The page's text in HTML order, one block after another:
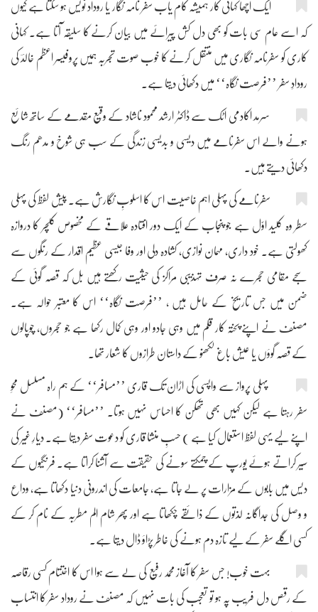
ایک اچھا کہانی کار ہمیشہ کام یاب سفر نامہ نگار یا روداد نویس ہو سکتا ہے کیوں
کہ اسے عام سی بات کو بھی دل کش پیرائے میں بیان کرنے کا سلیقہ آتا ہے۔ کہانی
کاری کو سفرنامہ نگاری میں منتقل کرنے کا خوب صوت تجربہ ہمیں پروفیسر اعظم خالدؔ کی
رودادِ سفر ’’فرصت نگاہ‘‘ میں دکھائی دیتا ہے۔
سرمد اکادمی اٹک سے ڈاکٹر ارشد محمود ناشاد کے وقیع مقدمے کے ساتھ شائع
ہونے والے اس سفرنامے میں دیسی و بدیسی زندگی کے سب ہی شوخ و مدھم رنگ
دکھائی دیتے ہیں۔
سفرنامے کی پہلی اہم خاصیت اس کا اسلوبِ نگارش ہے۔ پیش لفظ کی پہلی
سطر وہ کلید اوّل ہے جو پنجاب کے ایک دور افتادہ علاقے کے مخصوص کلچر کا دروازہ
کھولتی ہے۔ خود داری، مہمان نوازی، کشادہ دلی اور وفا جیسی عظیم اقدار کے رنگوں سے
سجے مقامی حجرے نہ صرف تہذیبی مراکز کی حیثیت رکھتے ہیں بل کہ قصہ گوئی کے
ضمن میں جس تاریخ کے حامل ہیں ، ’’فرصت نگاہ‘‘ اس کا معتبر حوالہ ہے۔
مصنف نے اپنے پختہ کار قلم میں وہی جادو اور وہی کمال رکھا ہے جو حجروں، چوپالوں
کے قصہ گوؤں یا عیش باغ لکھنو کے داستان طرازوں کا شعار تھا۔
پہلی پرواز سے واپسی کی اڑان تک قاری ’’مسافر‘‘ کے ہم راہ مسلسل محوِ
سفر رہتا ہے لیکن کہیں بھی تھکن کا احساس نہیں ہوتا۔ ’’مسافر‘‘ (مصنف نے
اپنے لیے یہی لفظ استعمال کیا ہے ) حسبِ منشا قاری کو دعوت سفر دیتا ہے۔ دیارِ غیر کی
سیر کراتے ہوئے یورپ کے چمکتے سونے کی حقیقت سے آشنا کراتا ہے۔ فرنگیوں کے
دیس میں بابوں کے مزارات پر لے جاتا ہے، جامعات کی اندرونی دنیا دکھاتا ہے، وداع
و وصل کی جداگانہ لذتوں کے ذائقے چکھاتا ہے اور پھر شام الم مطربہ کے نام کر کے
کسی اگلے سفر کے لیے تازہ دم ہونے کی خاطر پڑاؤ ڈال دیتا ہے۔
بہت خوب! جس سفر کا آغاز محمد رفیع کی لے سے ہوا اس کا اختتام کسی رقاصہ
کے رقص دل فریب پہ ہو تو تعجب کی بات نہیں کہ مصنف نے روداد سفر کا انتساب